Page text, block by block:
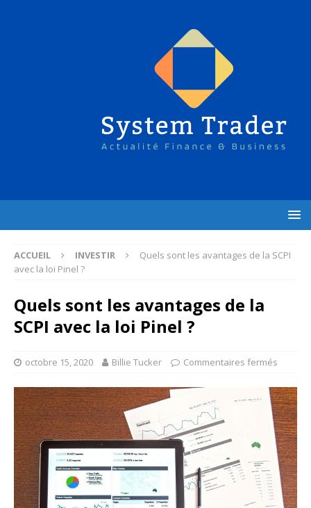
ACCUEIL INVESTIR
Quels sont les avantages de la SCPI
avec la loi Pinel ?
Quels sont les avantages de la
SCPI avec la loi Pinel ?
octobre 15, 2020 Billie Tucker Commentaires fermés